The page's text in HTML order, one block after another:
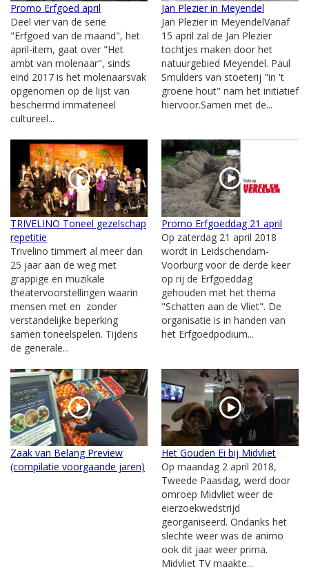
Promo Erfgoed april
Deel vier van de serie
"Erfgoed van de maand", het
april-item, gaat over "Het
ambt van molenaar", sinds
eind 2017 is het molenaarsvak
opgenomen op de lijst van
beschermd immaterieel
cultureel...
Jan Plezier in Meyendel
Jan Plezier in MeyendelVanaf
15 april zal de Jan Plezier
tochtjes maken door het
natuurgebied Meyendel. Paul
Smulders van stoeterij "in 't
groene hout" nam het initiatief
hiervoor.Samen met de...
TRIVELINO Toneel gezelschap
repetitie
Trivelino timmert al meer dan
25 jaar aan de weg met
grappige en muzikale
theatervoorstellingen waarin
mensen met en zonder
verstandelijke beperking
samen toneelspelen. Tijdens
de generale...
Promo Erfgoeddag 21 april
Op zaterdag 21 april 2018
wordt in Leidschendam-
Voorburg voor de derde keer
op rij de Erfgoeddag
gehouden met het thema
"Schatten aan de Vliet". De
organisatie is in handen van
het Erfgoedpodium...
Zaak van Belang Preview
(compilatie voorgaande jaren)
Het Gouden Ei bij Midvliet
Op maandag 2 april 2018,
Tweede Paasdag, werd door
omroep Midvliet weer de
eierzoekwedstrijd
georganiseerd. Ondanks het
slechte weer was de animo
ook dit jaar weer prima.
Midvliet TV maakte...